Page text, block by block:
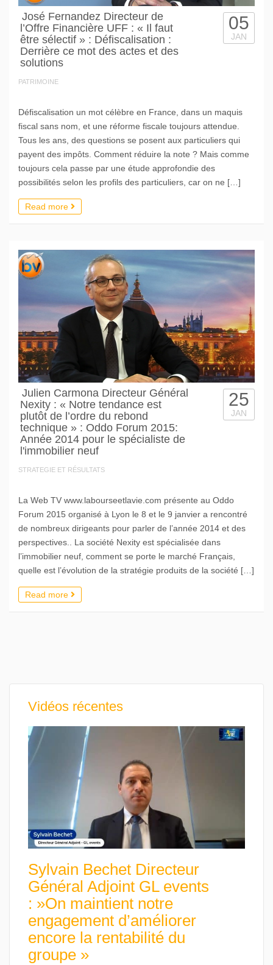
José Fernandez Directeur de
l’Offre Financière UFF : « Il faut
être sélectif » : Défiscalisation :
Derrière ce mot des actes et des
solutions
PATRIMOINE
05
JAN
Défiscalisation un mot célèbre en France, dans un maquis
fiscal sans nom, et une réforme fiscale toujours attendue.
Tous les ans, des questions se posent aux particuliers qui
payent des impôts. Comment réduire la note ? Mais comme
toujours cela passe par une étude approfondie des
possibilités selon les profils des particuliers, car on ne […]
Read more
Julien Carmona Directeur Général
Nexity : « Notre tendance est
plutôt de l’ordre du rebond
technique » : Oddo Forum 2015:
Année 2014 pour le spécialiste de
l'immobilier neuf
STRATEGIE ET RÉSULTATS
25
JAN
La Web TV www.labourseetlavie.com présente au Oddo
Forum 2015 organisé à Lyon le 8 et le 9 janvier a rencontré
de nombreux dirigeants pour parler de l’année 2014 et des
perspectives.. La société Nexity est spécialisée dans
l’immobilier neuf, comment se porte le marché Français,
quelle est l’évolution de la stratégie produits de la société […]
Read more
Vidéos récentes
Sylvain Bechet Directeur
Général Adjoint GL events
: »On maintient notre
engagement d’améliorer
encore la rentabilité du
groupe »